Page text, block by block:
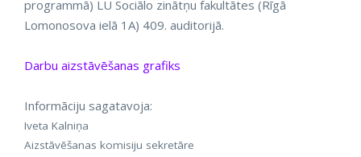
programmā) LU Sociālo zinātņu fakultātes (Rīgā
Lomonosova ielā 1A) 409. auditorijā.
Darbu aizstāvēšanas grafiks
Informāciju sagatavoja:
Iveta Kalniņa
Aizstāvēšanas komisiju sekretāre